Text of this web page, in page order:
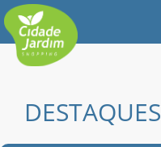
DESTAQUES